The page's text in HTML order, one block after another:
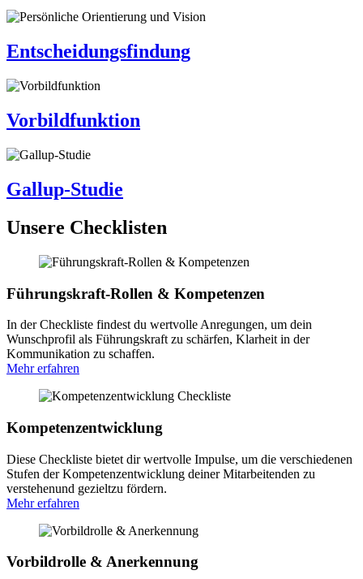
Entscheidungsfindung
Vorbildfunktion
Gallup-Studie
Unsere Checklisten
Führungskraft-Rollen & Kompetenzen
In der Checkliste findest du wertvolle Anregungen, um dein
Wunschprofil als Führungskraft zu schärfen, Klarheit in der
Kommunikation zu schaffen.
Mehr erfahren
Kompetenzentwicklung
Diese Checkliste bietet dir wertvolle Impulse, um die verschiedenen
Stufen der Kompetenzentwicklung deiner Mitarbeitenden zu
verstehenund gezieltzu fördern.
Mehr erfahren
Vorbildrolle & Anerkennung